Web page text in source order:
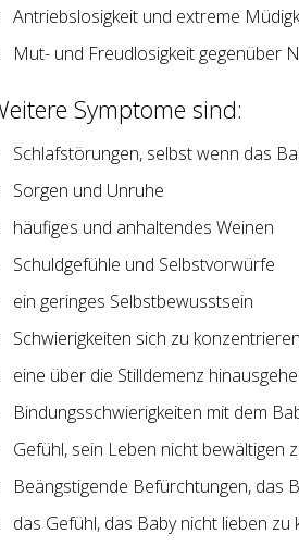
Antriebslosigkeit und extreme
Mut- und Freudlosigkeit gegenüber
Symptome sind:
Schlafstörungen, selbst wenn das
Sorgen und Unruhe
häufiges und anhaltendes Weinen
Schuldgefühle und Selbstvorwürfe
ein geringes Selbstbewusstsein
Schwierigkeiten sich zu
eine über die Stilldemenz
Bindungsschwierigkeiten mit dem
Gefühl, sein Leben nicht bewältigen
Beängstigende Befürchtungen, das
das Gefühl, das Baby nicht lieben zu